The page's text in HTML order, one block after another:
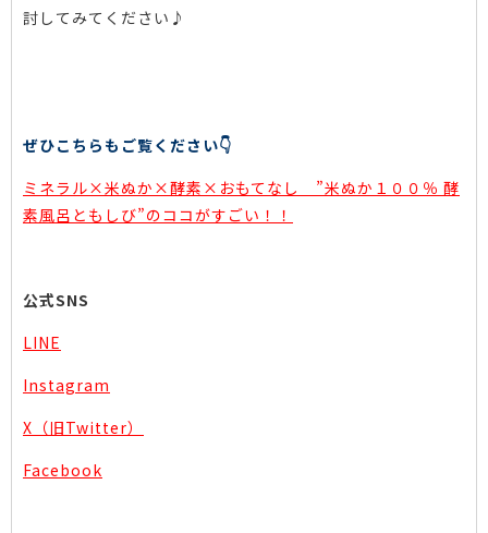
討してみてください♪
ぜひこちらもご覧ください👇
ミネラル×米ぬか×酵素×おもてなし ”米ぬか１００％ 酵
素風呂ともしび”のココがすごい！！
公式SNS
LINE
Instagram
X（旧Twitter）
Facebook